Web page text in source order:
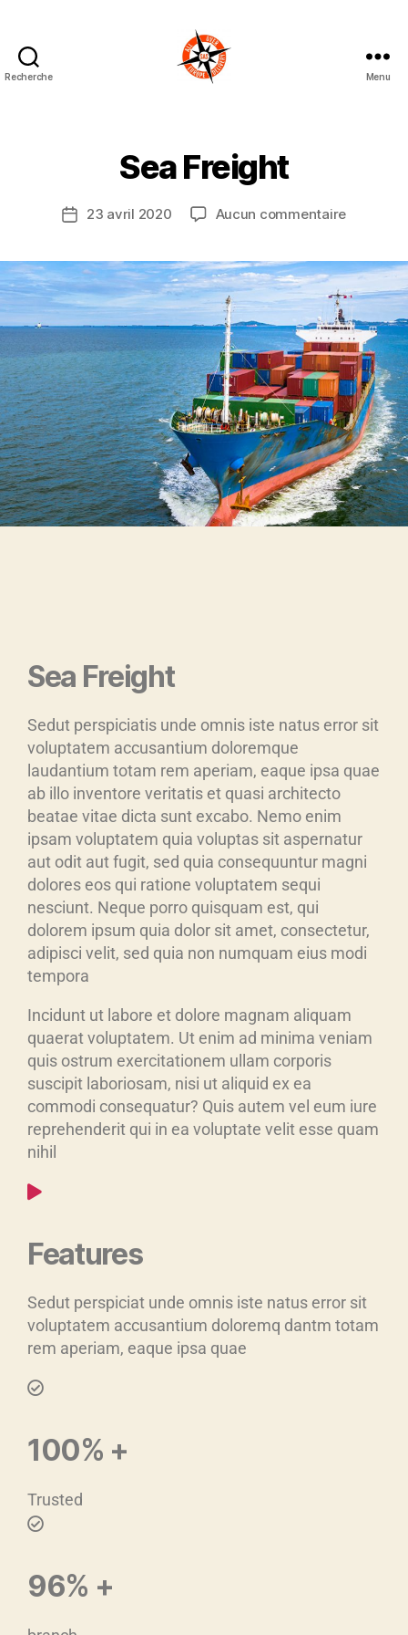
Recherche Menu
Sea Freight
23 avril 2020 Aucun commentaire
Sea Freight
Sedut perspiciatis unde omnis iste natus error sit
voluptatem accusantium doloremque
laudantium totam rem aperiam, eaque ipsa quae
ab illo inventore veritatis et quasi architecto
beatae vitae dicta sunt excabo. Nemo enim
ipsam voluptatem quia voluptas sit aspernatur
aut odit aut fugit, sed quia consequuntur magni
dolores eos qui ratione voluptatem sequi
nesciunt. Neque porro quisquam est, qui
dolorem ipsum quia dolor sit amet, consectetur,
adipisci velit, sed quia non numquam eius modi
tempora
Incidunt ut labore et dolore magnam aliquam
quaerat voluptatem. Ut enim ad minima veniam
quis ostrum exercitationem ullam corporis
suscipit laboriosam, nisi ut aliquid ex ea
commodi consequatur? Quis autem vel eum iure
reprehenderit qui in ea voluptate velit esse quam
nihil
Features
Sedut perspiciat unde omnis iste natus error sit
voluptatem accusantium doloremq dantm totam
rem aperiam, eaque ipsa quae
100% +
Trusted
96% +